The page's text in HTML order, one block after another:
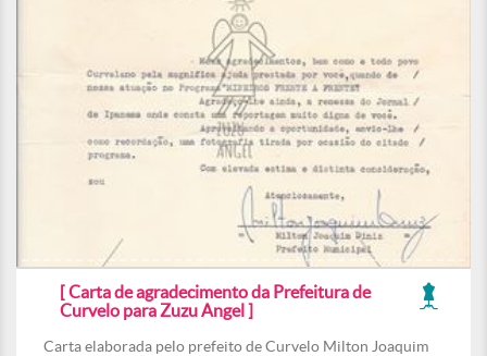
[ Carta de agradecimento da Prefeitura de
Curvelo para Zuzu Angel ]
Carta elaborada pelo prefeito de Curvelo Milton Joaquim